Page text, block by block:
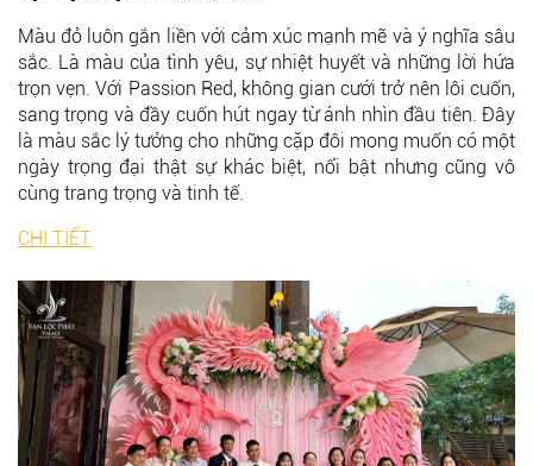
Màu đỏ luôn gắn liền với cảm xúc mạnh mẽ và ý nghĩa sâu
sắc. Là màu của tình yêu, sự nhiệt huyết và những lời hứa
trọn vẹn. Với Passion Red, không gian cưới trở nên lôi cuốn,
sang trọng và đầy cuốn hút ngay từ ánh nhìn đầu tiên. Đây
là màu sắc lý tưởng cho những cặp đôi mong muốn có một
ngày trọng đại thật sự khác biệt, nổi bật nhưng cũng vô
cùng trang trọng và tinh tế.
CHI TIẾT